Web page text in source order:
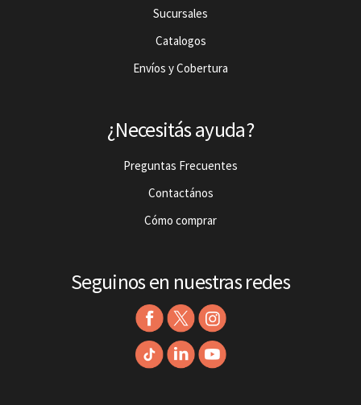
Sucursales
Catalogos
Envíos y Cobertura
¿Necesitás ayuda?
Preguntas Frecuentes
Contactános
Cómo comprar
Seguinos en nuestras redes